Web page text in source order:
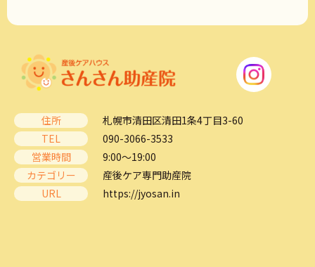
住所
札幌市清田区清田1条4丁目3-60
TEL
090-3066-3533
営業時間
9:00～19:00
カテゴリー
産後ケア専門助産院
URL
https://jyosan.in